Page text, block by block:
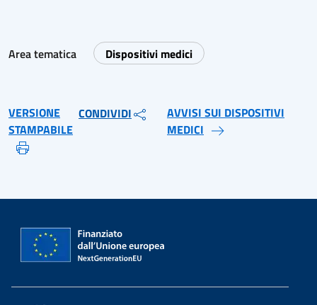
Area tematica Dispositivi medici
VERSIONE
STAMPABILE
CONDIVIDI
AVVISI SUI DISPOSITIVI
MEDICI